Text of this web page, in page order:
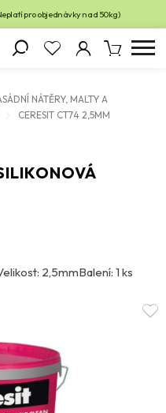
pro objednávky nad 50kg)
NÁTĚRY, MALTY A
CERESIT CT74 2,5MM
2,5mmBalení: 1 ks